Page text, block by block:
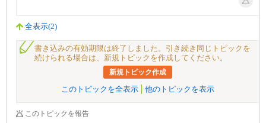
全表示(2)
書き込みの有効期限は終了しました。引き続き同じトピックを
続けられる場合は、新規トピックを作成してください。
新規トピック作成
このトピックを全表示 他のトピックを表示
このトピックを報告